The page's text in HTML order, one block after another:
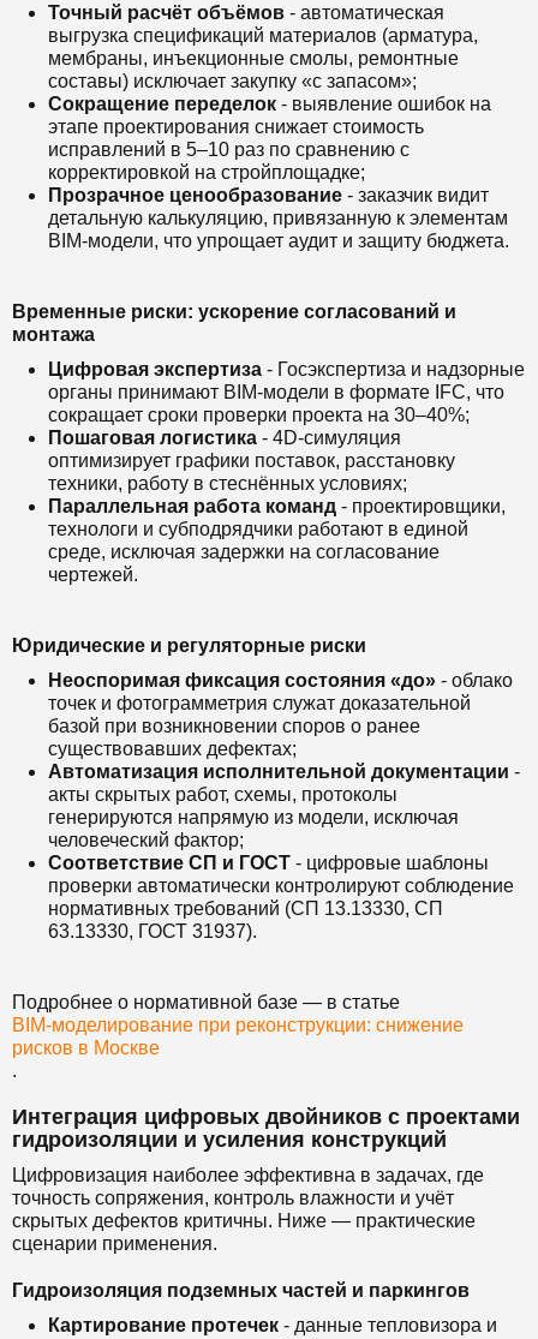
Точный расчёт объёмов - автоматическая
выгрузка спецификаций материалов (арматура,
мембраны, инъекционные смолы, ремонтные
составы) исключает закупку «с запасом»;
Сокращение переделок - выявление ошибок на
этапе проектирования снижает стоимость
исправлений в 5–10 раз по сравнению с
корректировкой на стройплощадке;
Прозрачное ценообразование - заказчик видит
детальную калькуляцию, привязанную к элементам
BIM-модели, что упрощает аудит и защиту бюджета.
Временные риски: ускорение согласований и
монтажа
Цифровая экспертиза - Госэкспертиза и надзорные
органы принимают BIM-модели в формате IFC, что
сокращает сроки проверки проекта на 30–40%;
Пошаговая логистика - 4D-симуляция
оптимизирует графики поставок, расстановку
техники, работу в стеснённых условиях;
Параллельная работа команд - проектировщики,
технологи и субподрядчики работают в единой
среде, исключая задержки на согласование
чертежей.
Юридические и регуляторные риски
Неоспоримая фиксация состояния «до» - облако
точек и фотограмметрия служат доказательной
базой при возникновении споров о ранее
существовавших дефектах;
Автоматизация исполнительной документации -
акты скрытых работ, схемы, протоколы
генерируются напрямую из модели, исключая
человеческий фактор;
Соответствие СП и ГОСТ - цифровые шаблоны
проверки автоматически контролируют соблюдение
нормативных требований (СП 13.13330, СП
63.13330, ГОСТ 31937).
Подробнее о нормативной базе — в статье
BIM-моделирование при реконструкции: снижение
рисков в Москве
.
Интеграция цифровых двойников с проектами
гидроизоляции и усиления конструкций
Цифровизация наиболее эффективна в задачах, где
точность сопряжения, контроль влажности и учёт
скрытых дефектов критичны. Ниже — практические
сценарии применения.
Гидроизоляция подземных частей и паркингов
Картирование протечек - данные тепловизора и